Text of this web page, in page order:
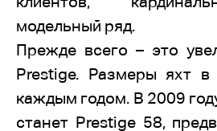
модельный ряд.
Прежде всего – это
Prestige. Размеры яхт в
каждым годом. В 2009
станет Prestige 58,